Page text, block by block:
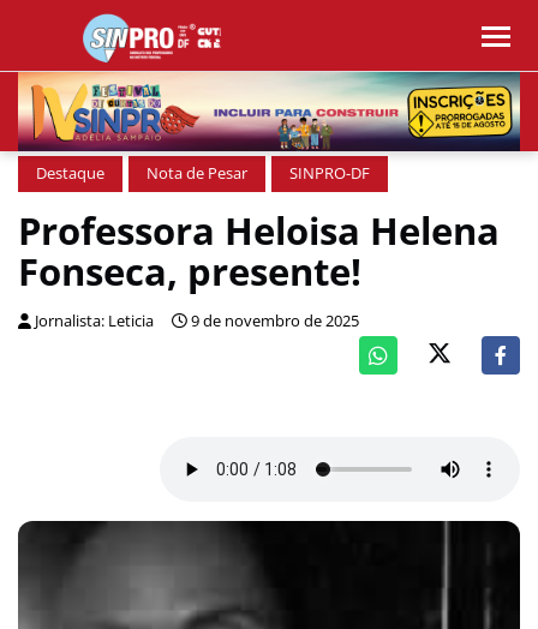
Destaque Nota de Pesar SINPRO-DF
Professora Heloisa Helena
Fonseca, presente!
Jornalista: Leticia 9 de novembro de 2025